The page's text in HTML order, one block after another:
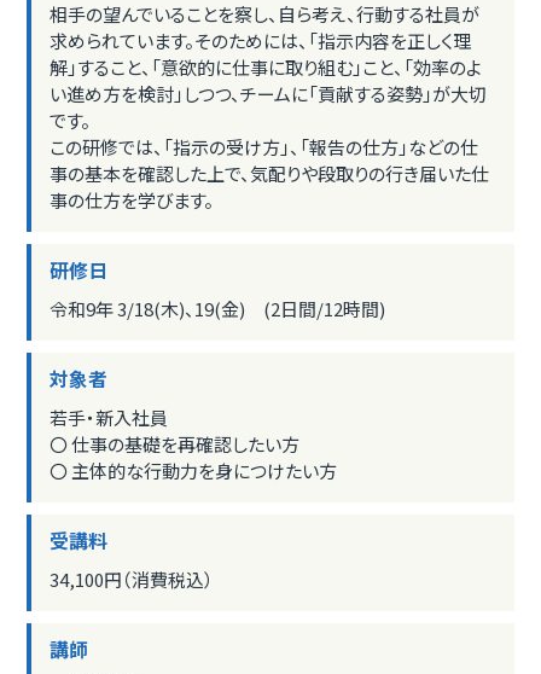
相手の望んでいることを察し、自ら考え、行動する社員が
求められています。そのためには、「指示内容を正しく理
解」すること、「意欲的に仕事に取り組む」こと、「効率のよ
い進め方を検討」しつつ、チームに「貢献する姿勢」が大切
です。
この研修では、「指示の受け方」、「報告の仕方」などの仕
事の基本を確認した上で、気配りや段取りの行き届いた仕
事の仕方を学びます。
研修日
令和9年 3/18(木)、19(金) (2日間/12時間)
対象者
若手・新入社員
〇 仕事の基礎を再確認したい方
〇 主体的な行動力を身につけたい方
受講料
34,100円（消費税込）
講師